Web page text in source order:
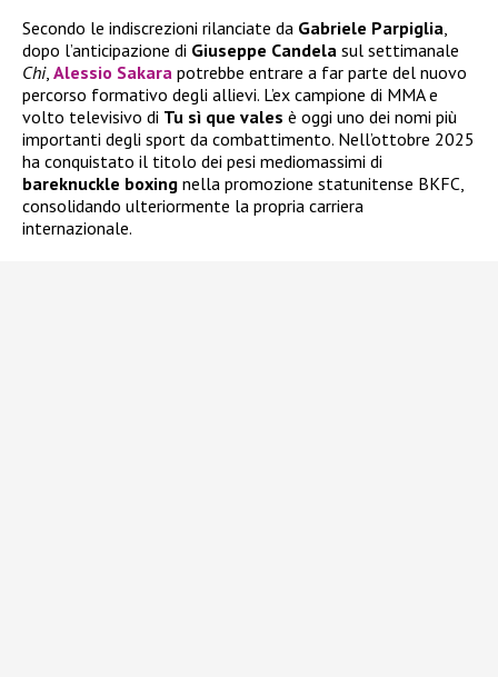
Secondo le indiscrezioni rilanciate da Gabriele Parpiglia
dopo l’anticipazione di Giuseppe Candela sul settimanale
Chi, Alessio Sakara potrebbe entrare a far parte del nuovo
percorso formativo degli allievi. L’ex campione di MMA e
volto televisivo di Tu sì que vales è oggi uno dei nomi più
importanti degli sport da combattimento. Nell’ottobre 2025
ha conquistato il titolo dei pesi mediomassimi di
bareknuckle boxing nella promozione statunitense BKFC,
consolidando ulteriormente la propria carriera
internazionale.